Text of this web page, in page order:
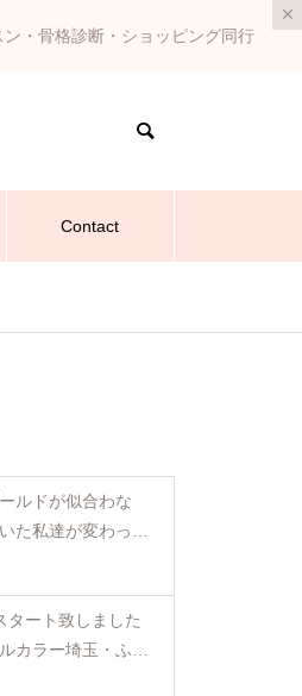
・骨格診断・ショッピング同行
Contact
ルドが似合わな
た私達が変わった
パーソナルカラー
タート致しました
カラー埼玉・ふじ